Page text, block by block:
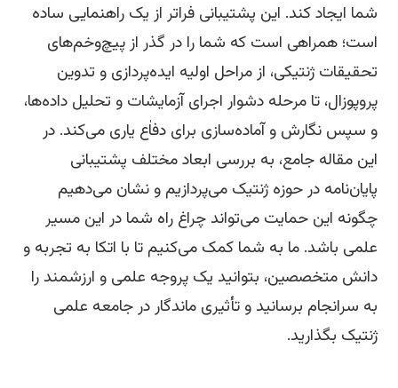
ایجاد کند. این پشتیبانی فراتر از یک راهنمایی ساده
همراهی است که شما را در گذر از پیچ‌وخم‌های
ژنتیکی، از مراحل اولیه ایده‌پردازی و تدوین
تا مرحله دشوار اجرای آزمایشات و تحلیل داده‌ها،
نگارش و آماده‌سازی برای دفاٰع یاری می‌کند. در
مقاله جامع، به بررسی ابعاد مختلف پشتیبانی
در حوزه ژنتیک می‌پردازیم و نشان می‌دهیم
این حمایت می‌تواند چراغ راه شما در این مسیر
باشد. ما به شما کمک می‌کنیم تا با اتکا به تجربه و
متخصصین، بتوانید یک پروجه علمی و ارزشمند را
سرانجام برسانید و تأثیری ماندگار در جامعه علمی
بگذارید.